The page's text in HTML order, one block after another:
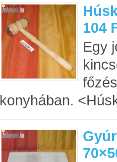
104
Egy
konyhában.